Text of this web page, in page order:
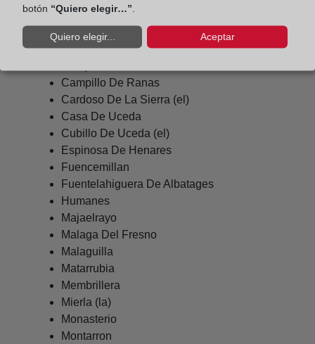
Arbancon
Arroyo De Las Fraguas
Campillo De Ranas
Cardoso De La Sierra (el)
Casa De Uceda
Cubillo De Uceda (el)
Espinosa De Henares
Fuencemillan
Fuentelahiguera De Albatages
Humanes
Majaelrayo
Malaga Del Fresno
Malaguilla
Matarrubia
Membrillera
Mierla (la)
Monasterio
Montarron
botón “Quiero elegir…”
Quiero elegir... Aceptar